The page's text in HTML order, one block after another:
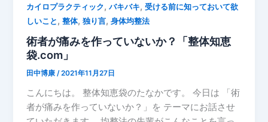
カイロプラクティック,バキバキ,受ける前に知っておいて欲
しいこと ,整体,独り言,身体均整法
術者が痛みを作っていないか？「整体知恵
袋.com」
田中博康/2021年11月27日
こんにちは。 整体知恵袋のたなかです。 今日は 「術
者が痛みを作っていないか？」を テーマにお話させ